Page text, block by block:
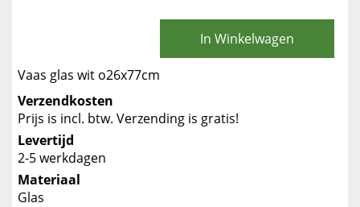
In Winkelwagen
Vaas glas wit o26x77cm
Verzendkosten
Prijs is incl. btw. Verzending is gratis!
Levertijd
2-5 werkdagen
Materiaal
Glas